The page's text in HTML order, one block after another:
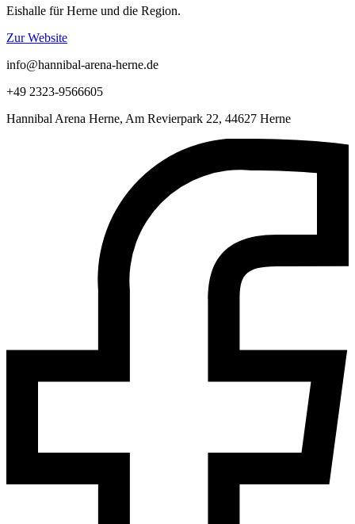
Eishalle für Herne und die Region.
Zur Website
info@hannibal-arena-herne.de
+49 2323-9566605
Hannibal Arena Herne, Am Revierpark 22, 44627 Herne